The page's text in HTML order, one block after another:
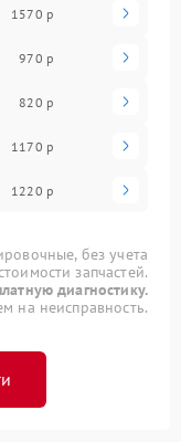
1570 р
970 р
820 р
1170 р
1220 р
без учета
запчастей.
диагностику.
на неисправность.